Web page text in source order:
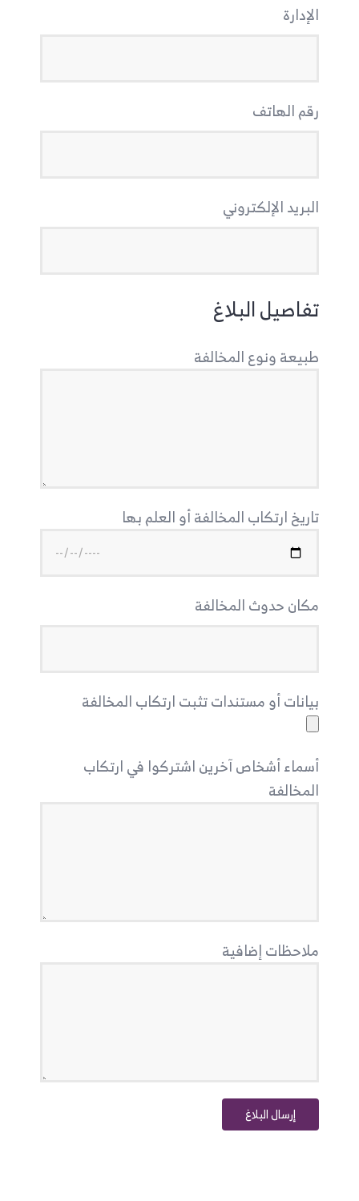
الإدارة
رقم الهاتف
البريد الإلكتروني
تفاصيل البلاغ
طبيعة ونوع المخالفة
تاريخ ارتكاب المخالفة أو العلم بها
مكان حدوث المخالفة
بيانات أو مستندات تثبت ارتكاب المخالفة
أسماء أشخاص آخرين اشتركوا في ارتكاب
المخالفة
ملاحظات إضافية